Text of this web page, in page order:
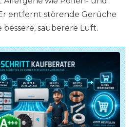
entfernt störende Gerüche
sauberere Luft.